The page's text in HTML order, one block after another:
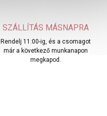
SZÁLLÍTÁS MÁSNAPRA
Rendelj 11:00-ig, és a csomagot
már a következő munkanapon
megkapod.